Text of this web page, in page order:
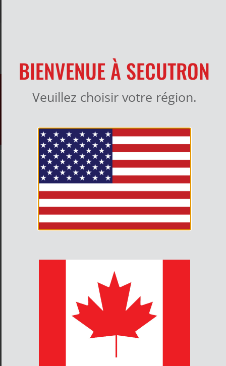
Klaxons, stroboscopes et
BIENVENUE À SECUTRON
Veuillez choisir votre région.